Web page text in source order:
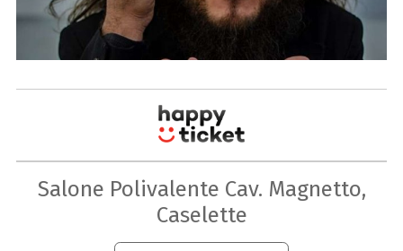
Salone Polivalente Cav. Magnetto,
Caselette